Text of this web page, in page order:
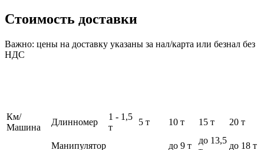
Стоимость доставки
Важно: цены на доставку указаны за нал/карта или безнал без
НДС
Км/
Машина
Длинномер
1 - 1,5
т
5 т 10 т 15 т 20 т
Манипулятор до 9 т
до 13,5
до 18 т